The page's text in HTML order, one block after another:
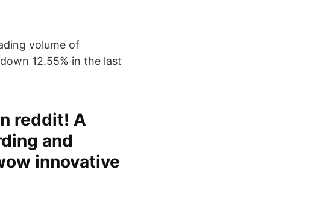
volume of
12.55% in the last
reddit! A
and
innovative